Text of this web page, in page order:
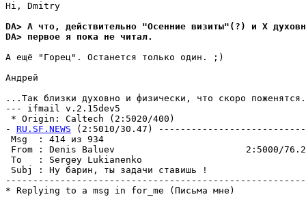
Hi, Dmitry
DA> А что, действительно "Осенние визиты"(?) и X
DA> первое я пока не читал.
А ещё "Горец". Останется только один. ;)
Андрей
...Так близки духовно и физически, что скоро
--- ifmail v.2.15dev5
* Origin: Caltech (2:5020/400)
- RU.SF.NEWS (2:5010/30.47)
Msg  : 414
From : Denis Baluev                        2:5000/
To   : Sergey Lukianenko
Subj : Ну барин, ты
* Replying to a msg in for_me (Письма мне)